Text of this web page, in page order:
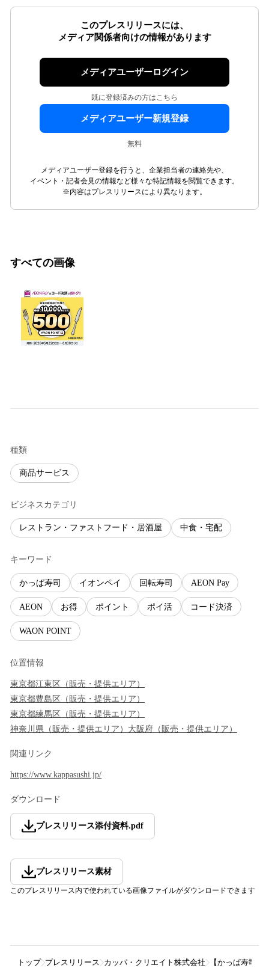
このプレスリリースには、
メディア関係者向けの情報があります
メディアユーザーログイン
既に登録済みの方はこちら
メディアユーザー新規登録
無料
メディアユーザー登録を行うと、企業担当者の連絡先や、
イベント・記者会見の情報など様々な特記情報を閲覧できます。
※内容はプレスリリースにより異なります。
すべての画像
種類
商品サービス
ビジネスカテゴリ
レストラン・ファストフード・居酒屋 中食・宅配
キーワード
かっぱ寿司 イオンペイ 回転寿司 AEON Pay
AEON お得 ポイント ポイ活 コード決済
WAON POINT
位置情報
東京都江東区 （ 販売・提供エリア ）
東京都豊島区 （ 販売・提供エリア ）
東京都練馬区 （ 販売・提供エリア ）
神奈川県 （ 販売・提供エリア ） 大阪府 （ 販売・提供エリア ）
関連リンク
https://www.kappasushi.jp/
ダウンロード
プレスリリース添付資料.pdf
プレスリリース素材
このプレスリリース内で使われている画像ファイルがダウンロードできます
トップ プレスリリース カッパ・クリエイト株式会社 【かっぱ寿司 ×